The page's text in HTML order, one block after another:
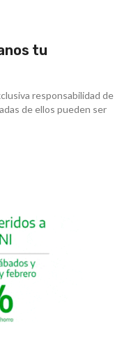
tu
responsabilidad de
de ellos pueden ser